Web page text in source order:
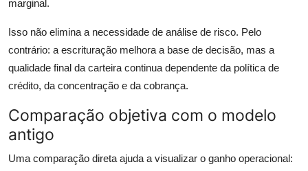
marginal.
Isso não elimina a necessidade de análise de risco. Pelo
contrário: a escrituração melhora a base de decisão, mas a
qualidade final da carteira continua dependente da política de
crédito, da concentração e da cobrança.
Comparação objetiva com o modelo
antigo
Uma comparação direta ajuda a visualizar o ganho operacional: